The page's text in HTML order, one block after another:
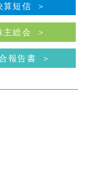
算短信
主総会
報告書